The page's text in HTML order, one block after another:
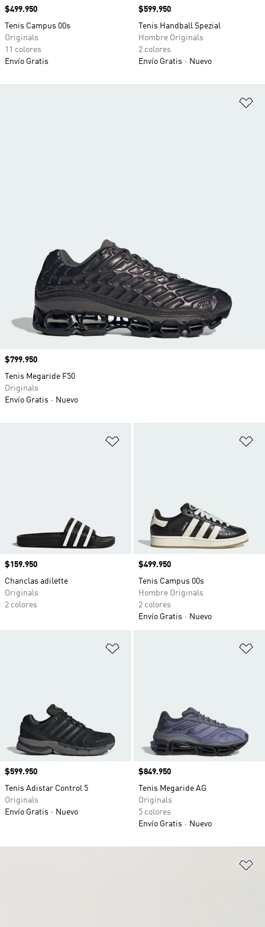
Precio
$499.950
Tenis Campus 00s
Originals
11 colores
Envío Gratis
Precio
$599.950
Tenis Handball Spezial
Hombre Originals
2 colores
Envío Gratis
Nuevo
Precio
$159.950
Chanclas adilette
Originals
2 colores
Precio
$499.950
Tenis Campus 00s
Hombre Originals
2 colores
Envío Gratis
Nuevo
Precio
$599.950
Tenis Adistar Control 5
Originals
Envío Gratis
Nuevo
Precio
$849.950
Tenis Megaride AG
Originals
5 colores
Envío Gratis
Nuevo
Precio
$799.950
Tenis Megaride F50
Originals
Envío Gratis
Nuevo